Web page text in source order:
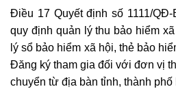
Điều 17 Quyết định số 1111/
quy định quản lý thu bảo hiểm
lý sổ bảo hiểm xã hội, thẻ bảo
Đăng ký tham gia đối với đơn vị
chuyển từ địa bàn tỉnh, thành